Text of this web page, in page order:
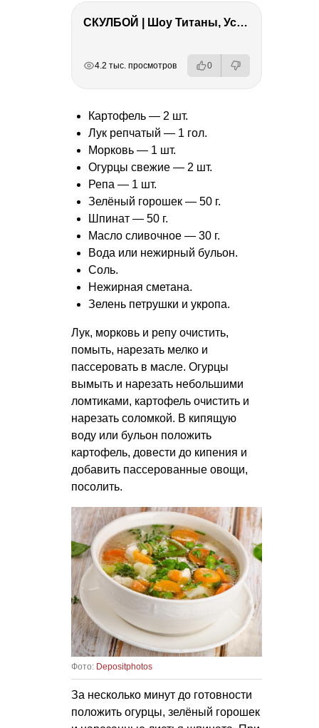
СКУЛБОЙ | Шоу Титаны, Усейн Болт, Ларрат, Зашквар!
4.2 тыс. просмотров 0
Картофель — 2 шт.
Лук репчатый — 1 гол.
Морковь — 1 шт.
Огурцы свежие — 2 шт.
Репа — 1 шт.
Зелёный горошек — 50 г.
Шпинат — 50 г.
Масло сливочное — 30 г.
Вода или нежирный бульон.
Соль.
Нежирная сметана.
Зелень петрушки и укропа.
Лук, морковь и репу очистить,
помыть, нарезать мелко и
пассеровать в масле. Огурцы
вымыть и нарезать небольшими
ломтиками, картофель очистить и
нарезать соломкой. В кипящую
воду или бульон положить
картофель, довести до кипения и
добавить пассерованные овощи,
посолить.
Фото: Depositphotos
За несколько минут до готовности
положить огурцы, зелёный горошек